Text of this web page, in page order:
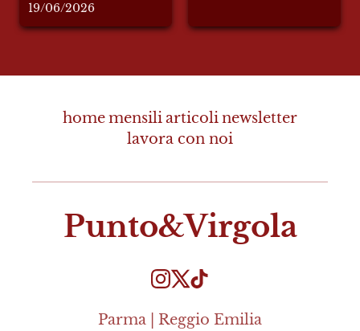
19/06/2026
Punto&Virgola
homemensiliarticolinewsletter
lavora con noi
Parma | Reggio Emilia